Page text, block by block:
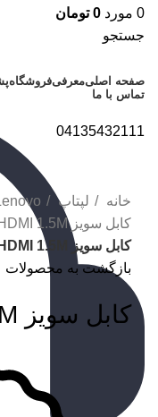
0 مورد 0 تومان
جستجو
صفحه اصلیمعرفیفروشگاه
تماس با ما
04135432111
برای بزرگنمایی کلیک
خانه
لپتاپ
کابل سویز Swizz HDMI 1.5M
کابل سویز Swizz HDMI 1.5M
بازگشت به محصولات
کابل سویز Swizz HDMI 1.5M